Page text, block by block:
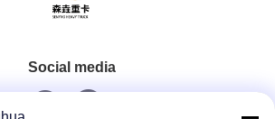
Social media